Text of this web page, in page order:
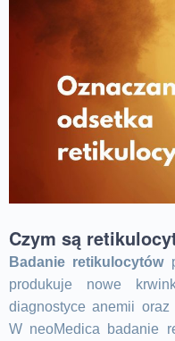
Czym są
Badanie retikulocytów
produkuje nowe
diagnostyce anemii
W neoMedica badanie